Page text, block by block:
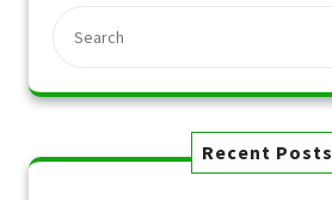
Recent Posts